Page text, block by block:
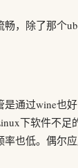
，除了那个
通过wine也
下软件不足
也低。偶尔应